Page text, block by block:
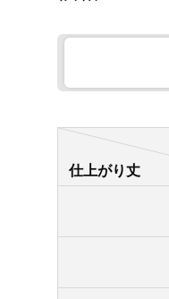
仕上がり丈